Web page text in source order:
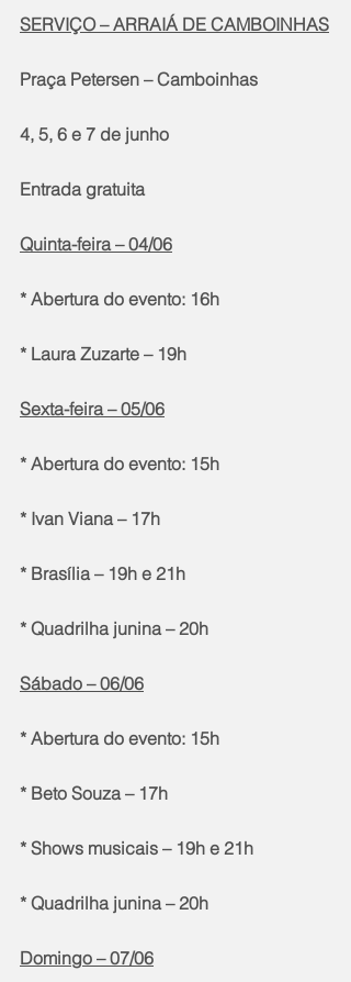
SERVIÇO – ARRAIÁ DE CAMBOINHAS
Praça Petersen – Camboinhas
4, 5, 6 e 7 de junho
Entrada gratuita
Quinta-feira – 04/06
* Abertura do evento: 16h
* Laura Zuzarte – 19h
Sexta-feira – 05/06
* Abertura do evento: 15h
* Ivan Viana – 17h
* Brasília – 19h e 21h
* Quadrilha junina – 20h
Sábado – 06/06
* Abertura do evento: 15h
* Beto Souza – 17h
* Shows musicais – 19h e 21h
* Quadrilha junina – 20h
Domingo – 07/06